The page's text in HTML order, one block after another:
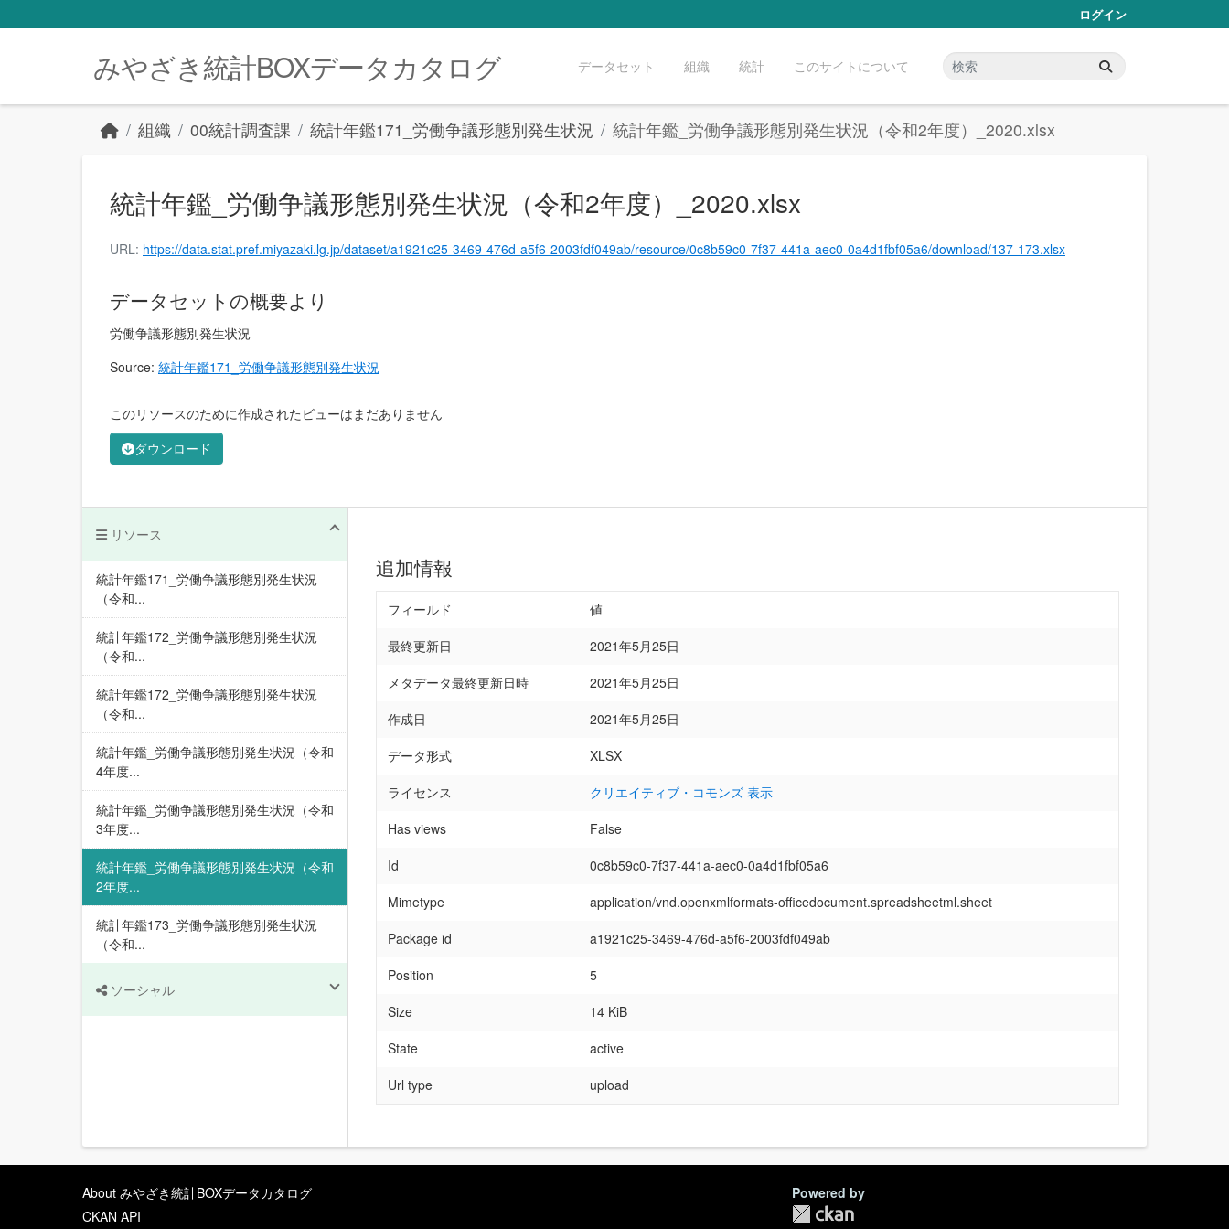
ログイン
みやざき統計BOXデータカタログ データセット 組織 統計 このサイトについて
組織 00統計調査課 統計年鑑171_労働争議形態別発生状況 統計年鑑_労働争議形態別発生状況（令和2年度）_2020.xlsx
ダウンロード
統計年鑑_労働争議形態別発生状況（令和2年度）_2020.xlsx
URL: https://data.stat.pref.miyazaki.lg.jp/dataset/a1921c25-3469-476d-a5f6-2003fdf049ab/resource/0c8b59c0-7f37-441a-aec0-0a4d1fbf05a6/download/137-173.xlsx
データセットの概要より
労働争議形態別発生状況
Source: 統計年鑑171_労働争議形態別発生状況
このリソースのために作成されたビューはまだありません
リソース
統計年鑑171_労働争議形態別発生状況
（令和...
統計年鑑172_労働争議形態別発生状況
（令和...
統計年鑑172_労働争議形態別発生状況
（令和...
統計年鑑_労働争議形態別発生状況（令和
4年度...
統計年鑑_労働争議形態別発生状況（令和
3年度...
統計年鑑_労働争議形態別発生状況（令和
2年度...
統計年鑑173_労働争議形態別発生状況
（令和...
ソーシャル
追加情報
フィールド
値
最終更新日
2021年5月25日
メタデータ最終更新日時
2021年5月25日
作成日
2021年5月25日
データ形式
XLSX
ライセンス
クリエイティブ・コモンズ 表示
Has views
False
Id
0c8b59c0-7f37-441a-aec0-0a4d1fbf05a6
Mimetype
application/vnd.openxmlformats-officedocument.spreadsheetml.sheet
Package id
a1921c25-3469-476d-a5f6-2003fdf049ab
Position
5
Size
14 KiB
State
active
Url type
upload
About みやざき統計BOXデータカタログ
CKAN API
Powered by